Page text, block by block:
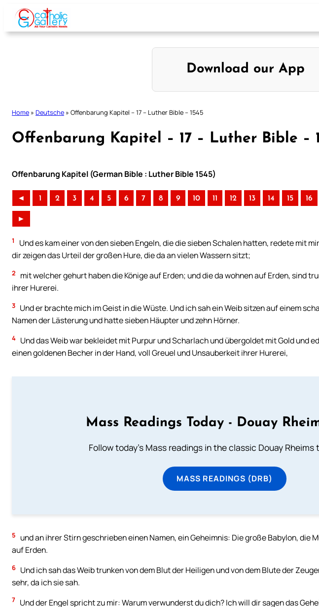
Skip
content
Download our App
Home » Deutsche » Offenbarung Kapitel – 17 – Luther Bible – 1545
Offenbarung Kapitel – 17 – Luther Bible –
Offenbarung Kapitel (German Bible : Luther Bible 1545)
◄ 1 2 3 4 5 6 7 8 9 10 11 12 13 14 15 16
►
1
Und es kam einer von den sieben Engeln, die die sieben Schalen hatten, redete mit
dir zeigen das Urteil der großen Hure, die da an vielen Wassern sitzt;
2
mit welcher gehurt haben die Könige auf Erden; und die da wohnen auf Erden, sind
ihrer Hurerei.
3 Und er brachte mich im Geist in die Wüste. Und ich sah ein Weib sitzen auf einem
Namen der Lästerung und hatte sieben Häupter und zehn Hörner.
4 Und das Weib war bekleidet mit Purpur und Scharlach und übergoldet mit Gold und
einen goldenen Becher in der Hand, voll Greuel und Unsauberkeit ihrer Hurerei,
Mass Readings Today - Douay
Follow today's Mass readings in the classic Douay Rheims
MASS READINGS (DRB)
5
und an ihrer Stirn geschrieben einen Namen, ein Geheimnis: Die große Babylon, die
auf Erden.
6 Und ich sah das Weib trunken von dem Blut der Heiligen und von dem Blute der
sehr, da ich sie sah.
7 Und der Engel spricht zu mir: Warum verwunderst du dich? Ich will dir sagen das